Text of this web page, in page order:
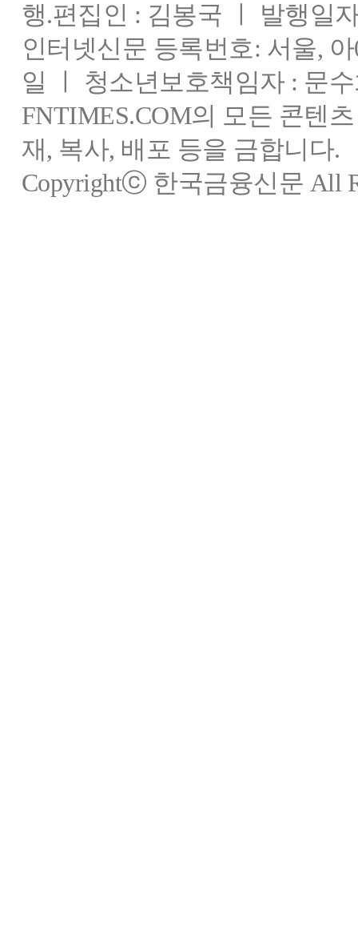
행.편집인 : 김봉국 ㅣ 발행일
인터넷신문 등록번호: 서울,
일 ㅣ 청소년보호책임자 : 문
FNTIMES.COM의 모든 콘텐
재, 복사, 배포 등을 금합니다.
Copyrightⓒ 한국금융신문 All